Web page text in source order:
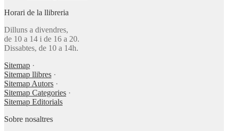
Horari de la llibreria
Dilluns a divendres,
de 10 a 14 i de 16 a 20.
Dissabtes, de 10 a 14h.
Sitemap ·
Sitemap llibres ·
Sitemap Autors ·
Sitemap Categories ·
Sitemap Editorials
Sobre nosaltres